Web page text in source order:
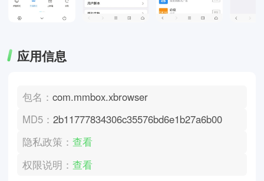
应用信息
包名：com.mmbox.xbrowser
MD5：2b11777834306c35576bd6e1b27a6b00
隐私政策：查看
权限说明：查看